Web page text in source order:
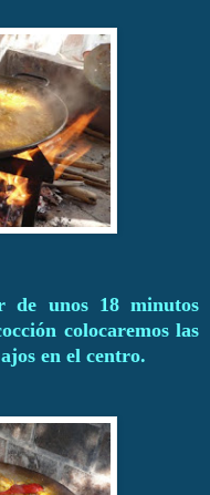
de unos 18 minutos
colocaremos las
en el centro.